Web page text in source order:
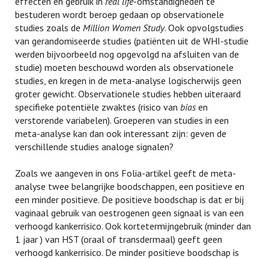
bestuderen wordt beroep gedaan op observationele
studies zoals de Million Women Study. Ook opvolgstudies
van gerandomiseerde studies (patiënten uit de WHI-studie
werden bijvoorbeeld nog opgevolgd na afsluiten van de
studie) moeten beschouwd worden als observationele
studies, en kregen in de meta-analyse logischerwijs geen
groter gewicht. Observationele studies hebben uiteraard
specifieke potentiële zwaktes (risico van bias en
verstorende variabelen). Groeperen van studies in een
meta-analyse kan dan ook interessant zijn: geven de
verschillende studies analoge signalen?
Zoals we aangeven in ons Folia-artikel geeft de meta-
analyse twee belangrijke boodschappen, een positieve en
een minder positieve. De positieve boodschap is dat er bij
vaginaal gebruik van oestrogenen geen signaal is van een
verhoogd kankerrisico. Ook kortetermijngebruik (minder dan
1 jaar ) van HST (oraal of transdermaal) geeft geen
verhoogd kankerrisico. De minder positieve boodschap is